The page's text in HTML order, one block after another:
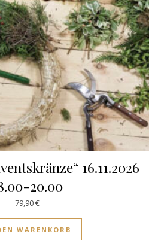
16.11.2026
20.00
79,90€
WARENKORB